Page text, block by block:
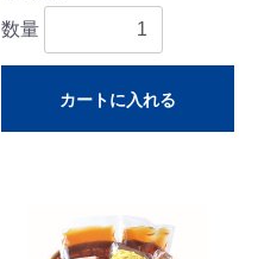
数量
カートに入れる